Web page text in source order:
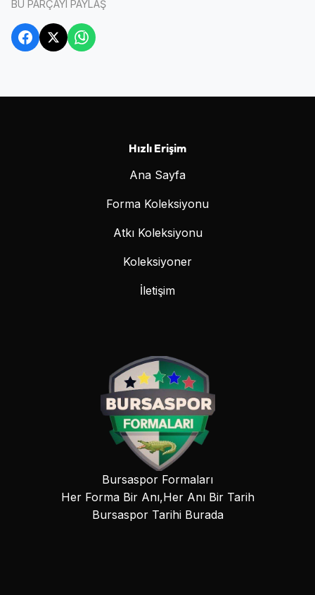
BU PARÇAYI PAYLAŞ
Hızlı Erişim
Ana Sayfa
Forma Koleksiyonu
Atkı Koleksiyonu
Koleksiyoner
İletişim
Bursaspor Formaları
Her Forma Bir Anı,Her Anı Bir Tarih
Bursaspor Tarihi Burada